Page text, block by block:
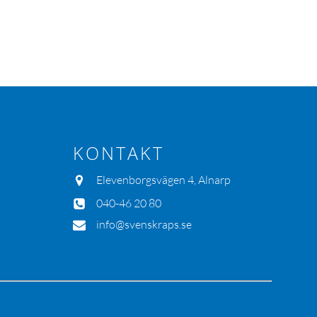
KONTAKT
Elevenborgsvägen 4, Alnarp
040-46 20 80
info@svenskraps.se